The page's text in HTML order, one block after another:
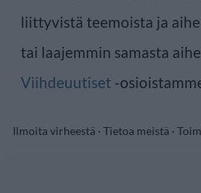
liittyvistä teemoista ja
tai laajemmin samasta
Viihdeuutiset -
Ilmoita virheestä · Tietoa meistä ·